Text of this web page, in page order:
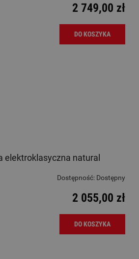
2 749,00 zł
DO KOSZYKA
elektroklasyczna natural
Dostępność: Dostępny
2 055,00 zł
DO KOSZYKA